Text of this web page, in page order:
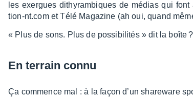
les exergues dithy­ram­biques de médias qui
tion-nt.com et Télé Maga­zine (ah oui, quand
« Plus de sons. Plus de possi­bi­li­tés » dit la boîte
En terrain connu
Ça commence mal : à la façon d’un share­ware